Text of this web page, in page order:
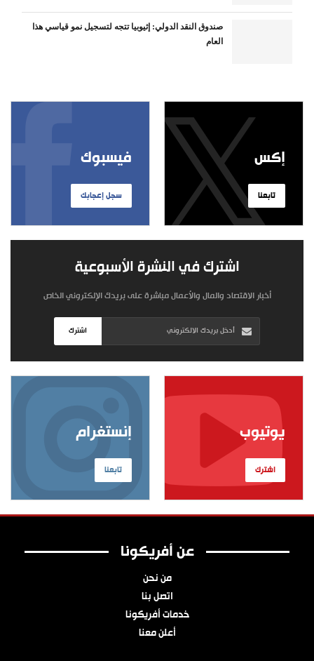
صندوق النقد الدولي: إثيوبيا تتجه لتسجيل نمو قياسي هذا
العام
فيسبوك
سجل إعجابك
إكس
تابعنا
اشترك في النشرة الأسبوعية
أخبار الاقتصاد والمال والأعمال مباشرة على بريدك الإلكتروني الخاص
اشترك
إنستغرام
تابعنا
يوتيوب
اشترك
عن أفريكونا
من نحن
اتصل بنا
خدمات أفريكونا
أعلن معنا